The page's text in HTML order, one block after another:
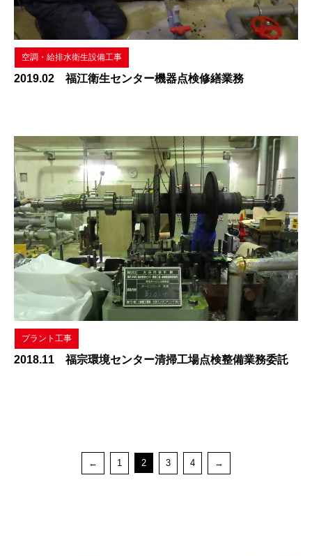
空調・給排水衛生設備工事
2019.02 福江衛生センター機器点検修繕業務
プラント工事
2018.11 福宗環境センター清掃工場点検整備業務委託
← 1 2 3 4 →